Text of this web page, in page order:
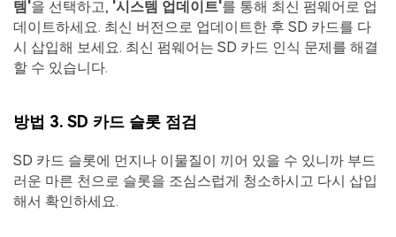
템'을 선택하고, '시스템 업데이트'를 통해 최신 펌웨어로 업
데이트하세요. 최신 버전으로 업데이트한 후 SD 카드를 다
시 삽입해 보세요. 최신 펌웨어는 SD 카드 인식 문제를 해결
할 수 있습니다.
방법 3. SD 카드 슬롯 점검
SD 카드 슬롯에 먼지나 이물질이 끼어 있을 수 있니까 부드
러운 마른 천으로 슬롯을 조심스럽게 청소하시고 다시 삽입
해서 확인하세요.